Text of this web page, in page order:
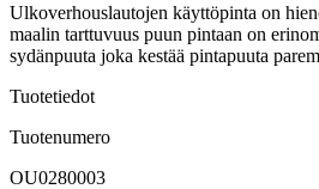
Ulkoverhouslautojen käyttöpinta on
maalin tarttuvuus puun pintaan on
sydänpuuta joka kestää pintapuuta
Tuotetiedot
Tuotenumero
OU0280003